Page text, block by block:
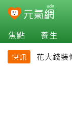
焦點 養生
快訊
花大錢裝